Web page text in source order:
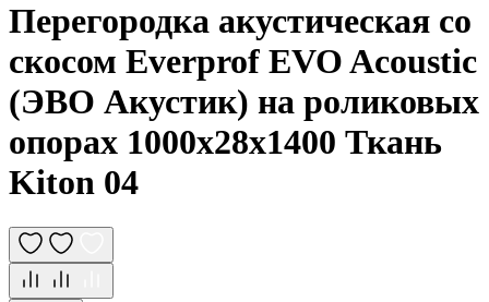
Перегородка акустическая со
скосом Everprof EVO Acoustic
(ЭВО Акустик) на роликовых
опорах 1000х28х1400 Ткань
Kiton 04